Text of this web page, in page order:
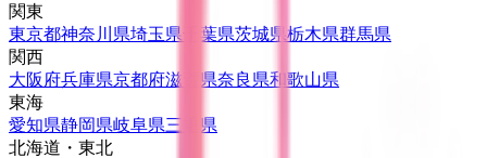
関東
東京都神奈川県埼玉県 千葉県茨城県 栃木県群馬県
関西
大阪府兵庫県京都府滋賀県奈良県和歌山県
東海
愛知県静岡県岐阜県三重県
北海道・東北